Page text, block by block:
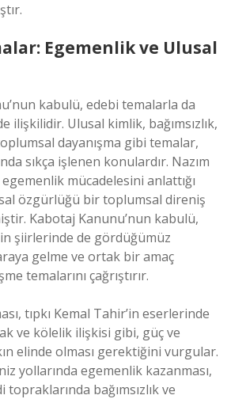
Egemenlik ve Ulusal
kabulü, edebi temalarla da
ilişkilidir. Ulusal kimlik, bağımsızlık,
dayanışma gibi temalar,
sıkça işlenen konulardır. Nazım
mücadelesini anlattığı
özgürlüğü bir toplumsal direniş
Kabotaj Kanunu’nun kabulü,
şiirlerinde de gördüğümüz
gelme ve ortak bir amaç
temalarını çağrıştırır.
tıpkı Kemal Tahir’in eserlerinde
ve kölelik ilişkisi gibi, güç ve
elinde olması gerektiğini vurgular.
yollarında egemenlik kazanması,
topraklarında bağımsızlık ve